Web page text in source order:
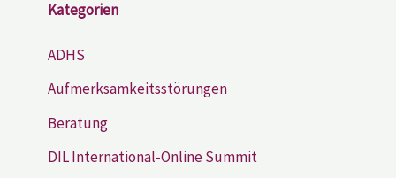
Kategorien
ADHS
Aufmerksamkeitsstörungen
Beratung
DIL International-Online Summit